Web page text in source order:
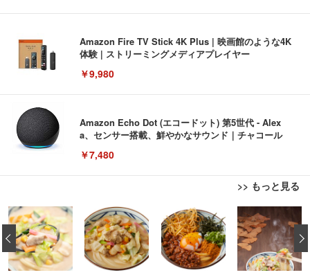
Amazon Fire TV Stick 4K Plus | 映画館のような4K
体験 | ストリーミングメディアプレイヤー
￥9,980
Amazon Echo Dot (エコードット) 第5世代 - Alex
a、センサー搭載、鮮やかなサウンド｜チャコール
￥7,480
>> もっと見る
[EdoErgo] オフィスチェア 椅子 テレワーク 疲れな
い 跳ね上げ式アームレスト コンパクト 約105度ロッ
キング pc 事務椅子 360度回転 座面昇降 強化ナイロ
ン樹脂ベース 通気性メッシュ 在宅ワーク H-WY01
(黒網+黒枠+黒足)
￥5,699
EIZO ビジネス向けプレミアムモニター | FlexScan
EV3240X-WT | 31.5型4K UHD・USB Type-C・ホワ
イト
￥105,595
Amazonベーシック ペットシーツ 薄型 レギュラー 1
回使い捨て 無香料 ホワイト 300枚
￥3,373
‹